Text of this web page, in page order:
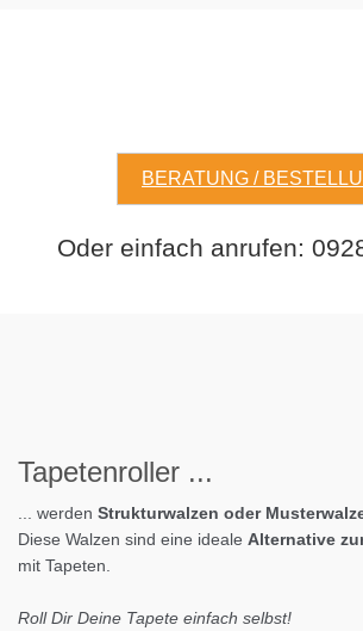
BERATUNG /
Oder einfach anrufen:
Tapetenroller ...
... werden Strukturwalzen oder
Diese Walzen sind eine ideale Alternative
mit Tapeten.
Roll Dir Deine Tapete einfach selbst!